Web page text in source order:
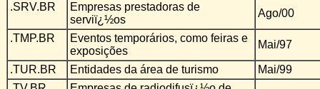
.SRV.BR
Empresas prestadoras de
serviï¿½os
Ago/00
.TMP.BR
Eventos temporários, como feiras e
exposições
Mai/97
.TUR.BR Entidades da área de turismo
Mai/99